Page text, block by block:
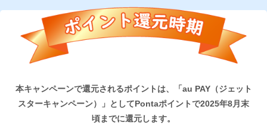
本キャンペーンで還元されるポイントは、「au PAY（ジェット
スターキャンペーン）」としてPontaポイントで2025年8月末
頃までに還元します。